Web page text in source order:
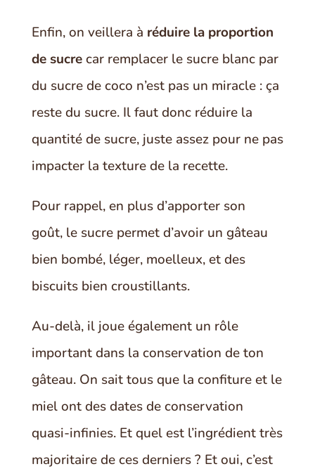
Enfin, on veillera à réduire la proportion
de sucrecar remplacer le sucre blanc par
du sucre de coco n’est pas un miracle : ça
reste du sucre. Il faut donc réduire la
quantité de sucre, juste assez pour ne pas
impacter la texture de la recette.
Pour rappel, en plus d’apporter son
goût, le sucre permet d’avoir un gâteau
bien bombé, léger, moelleux, et des
biscuits bien croustillants.
Au-delà, il joue également un rôle
important dans la conservation de ton
gâteau. On sait tous que la confiture et le
miel ont des dates de conservation
quasi-infinies. Et quel est l’ingrédient très
majoritaire de ces derniers ? Et oui, c’est